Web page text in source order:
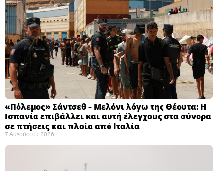
«Πόλεμος» Σάντσεθ – Μελόνι λόγω της Θέουτα: Η
Ισπανία επιβάλλει και αυτή έλεγχους στα σύνορα
σε πτήσεις και πλοία από Ιταλία
7 Αυγούστου 2026